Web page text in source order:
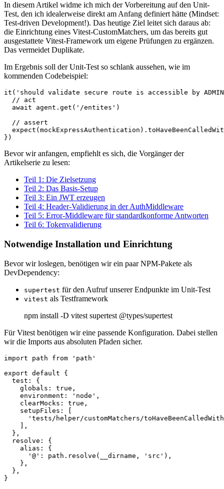
In diesem Artikel widme ich mich der Vorbereitung auf den Unit-
Test, den ich idealerweise direkt am Anfang definiert hätte (Mindset:
Test-driven Development!). Das heutige Ziel leitet sich daraus ab:
die Einrichtung eines Vitest-CustomMatchers, um das bereits gut
ausgestattete Vitest-Framework um eigene Prüfungen zu ergänzen.
Das vermeidet Duplikate.
Im Ergebnis soll der Unit-Test so schlank aussehen, wie im
kommenden Codebeispiel:
it('should validate secure route is accessible by
  // act
  await agent.get('/entites')
  // assert
})
Bevor wir anfangen, empfiehlt es sich, die Vorgänger der
Artikelserie zu lesen:
Teil 1: Die Zielsetzung
Teil 2: Das Basis-Setup
Teil 3: Ein JWT erzeugen
Teil 4: Header-Validierung in der AuthMiddleware
Teil 5: Error-Middleware für standardkonforme Antworten
Teil 6: Tokenvalidierung
Notwendige Installation und Einrichtung
Bevor wir loslegen, benötigen wir ein paar NPM-Pakete als
DevDependency:
supertest für den Aufruf unserer Endpunkte im Unit-Test
vitest als Testframework
npm install -D vitest supertest @types/supertest
Für Vitest benötigen wir eine passende Konfiguration. Dabei stellen
wir die Imports aus absoluten Pfaden sicher.
import path from 'path'
export default {
  test: {
    globals: true,
    environment: 'node',
    clearMocks: true,
    setupFiles: [
'tests/helper/customMatchers/
    ],
  },
  resolve: {
    alias: {
      '@': path.resolve(__dirname, 'src'),
    },
  },
}